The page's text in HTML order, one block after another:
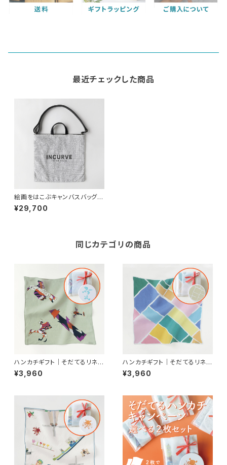
最近チェックした商品
絵画をはこぶキャンバスバッグ
鉄のデザイン
¥29,700
同じカテゴリの商品
ハンカチギフト｜そだてるリネン
ハンカチ ぼくのかわいい鳥た
ち
¥3,960
ハンカチギフト｜そだてるリネン
ハンカチ カラフル
¥3,960